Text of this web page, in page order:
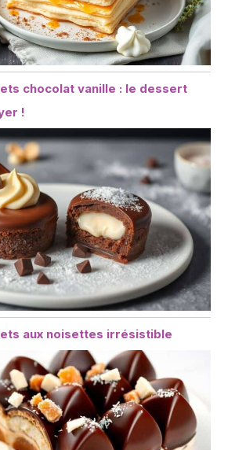
chocolat vanille : le dessert
!
aux noisettes irrésistible